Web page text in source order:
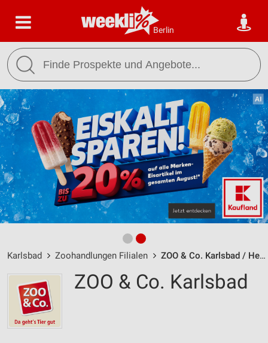
Berlin
Karlsbad Zoohandlungen Filialen ZOO & Co. Karlsbad / Hertzstr. 1 - Öffnungszeiten & Adresse
ZOO & Co. Karlsbad